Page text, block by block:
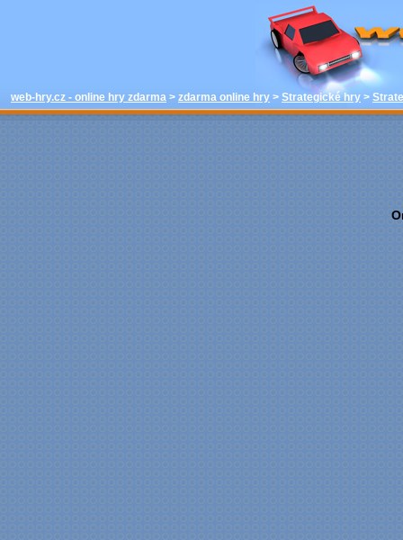
web-hry.cz - online hry zdarma > zdarma online hry > Strategické hry >
hrát -
hry - zdarma